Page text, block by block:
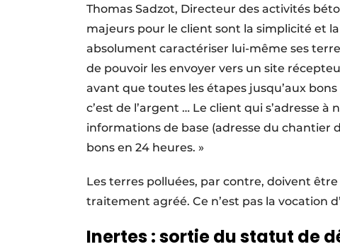
Thomas Sadzot, Directeur des activités
majeurs pour le client sont la simplicité et
absolument caractériser lui-même ses
de pouvoir les envoyer vers un site
avant que toutes les étapes jusqu’aux
c’est de l’argent … Le client qui s’adresse
informations de base (adresse du chantier
bons en 24 heures. »
Les terres polluées, par contre, doivent
traitement agréé. Ce n’est pas la vocation
Inertes : sortie du statut de